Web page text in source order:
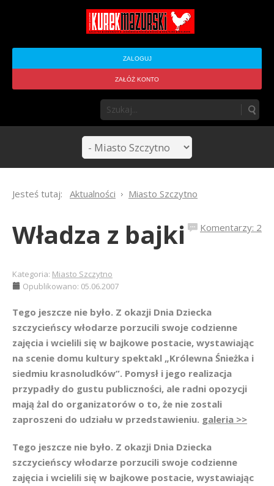
ZALOGUJ
ZAŁÓŻ KONTO
Jesteś tutaj: Aktualności Miasto Szczytno
Komentarzy: 2
Władza z bajki
Kategoria: Miasto Szczytno
Opublikowano: 05.06.2007
Tego jeszcze nie było. Z okazji Dnia Dziecka
szczycieńscy włodarze porzucili swoje codzienne
zajęcia i wcielili się w bajkowe postacie, wystawiając
na scenie domu kultury spektakl „Królewna Śnieżka i
siedmiu krasnoludków”. Pomysł i jego realizacja
przypadły do gustu publiczności, ale radni opozycji
mają żal do organizatorów o to, że nie zostali
zaproszeni do udziału w przedstawieniu. galeria >>
Tego jeszcze nie było. Z okazji Dnia Dziecka
szczycieńscy włodarze porzucili swoje codzienne
zajęcia i wcielili się w bajkowe postacie, wystawiając